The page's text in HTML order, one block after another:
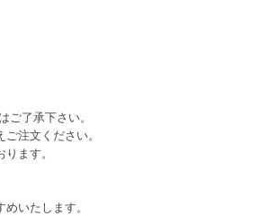
了承下さい。
注文ください。
ます。
いたします。